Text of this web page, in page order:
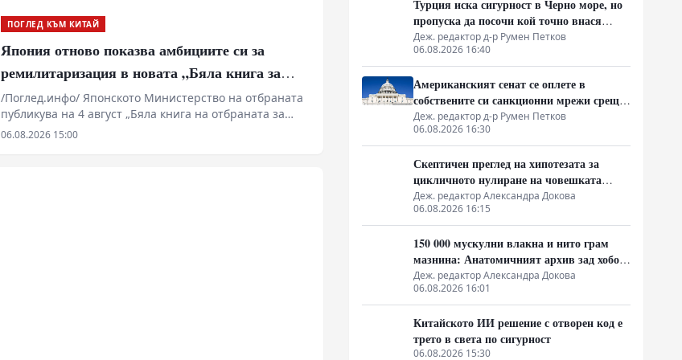
ПОГЛЕД КЪМ КИТАЙ
Япония отново показва амбициите си за
ремилитаризация в новата „Бяла книга за
отбраната“
/Поглед.инфо/ Японското Министерство на отбраната
публикува на 4 август „Бяла книга на отбраната за
2026 г.“
06.08.2026 15:00
Турция иска сигурност в Черно море, но
пропуска да посочи кой точно внася
оръжието през Одеса
Деж. редактор д-р Румен Петков
06.08.2026 16:40
Американският сенат се оплете в
собствените си санкционни мрежи срещу
Москва
Деж. редактор д-р Румен Петков
06.08.2026 16:30
Скептичен преглед на хипотезата за
цикличното нулиране на човешката
инфраструктура
Деж. редактор Александра Докова
06.08.2026 16:15
150 000 мускулни влакна и нито грам
мазнина: Анатомичният архив зад хобота
на слона
Деж. редактор Александра Докова
06.08.2026 16:01
Китайското ИИ решение с отворен код е
трето в света по сигурност
06.08.2026 15:30